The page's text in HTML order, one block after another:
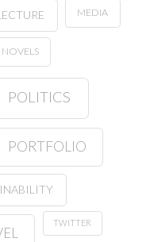
MEDIA
NOVELS
POLITICS
PORTFOLIO
TWITTER